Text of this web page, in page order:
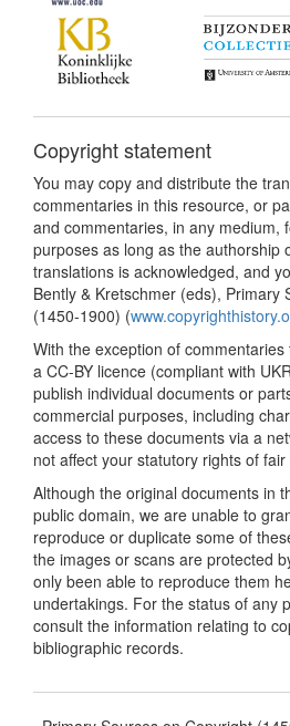
Copyright statement
You may copy and distribute the
commentaries in this resource, or
and commentaries, in any medium,
purposes as long as the authorship
translations is acknowledged, and
Bently & Kretschmer (eds), Primary
(1450-1900) (
With the exception of
a CC-BY licence (compliant with
publish individual documents or
commercial purposes, including
access to these documents via a
not affect your statutory rights of fair
Although the original documents in
public domain, we are unable to
reproduce or duplicate some of
the images or scans are protected
only been able to reproduce them
undertakings. For the status of any
consult the information relating to
bibliographic records.